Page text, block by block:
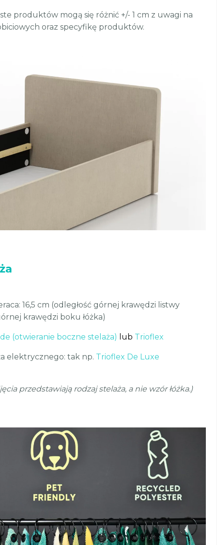
produktów mogą się różnić +/- 1 cm z uwagi na
oraz specyfikę produktów.
16,5 cm (odległość górnej krawędzi listwy
krawędzi boku łóżka)
(otwieranie boczne stelaża) lub Trioflex
elektrycznego: tak np. Trioflex De Luxe
przedstawiają rodzaj stelaża, a nie wzór łóżka.)